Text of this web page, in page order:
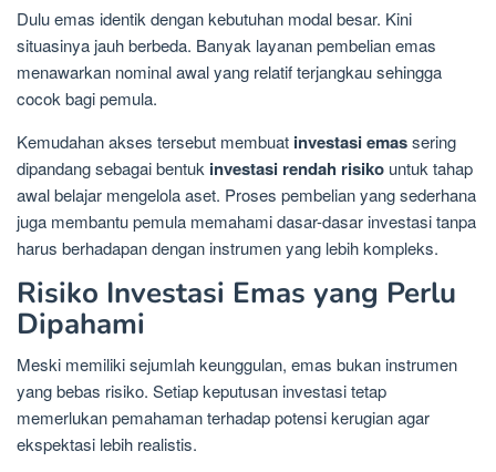
Dulu emas identik dengan kebutuhan modal besar. Kini
situasinya jauh berbeda. Banyak layanan pembelian emas
menawarkan nominal awal yang relatif terjangkau sehingga
cocok bagi pemula.
Kemudahan akses tersebut membuat investasi emassering
dipandang sebagai bentuk investasi rendah risiko untuk tahap
awal belajar mengelola aset. Proses pembelian yang sederhana
juga membantu pemula memahami dasar-dasar investasi tanpa
harus berhadapan dengan instrumen yang lebih kompleks.
Risiko Investasi Emas yang Perlu
Dipahami
Meski memiliki sejumlah keunggulan, emas bukan instrumen
yang bebas risiko. Setiap keputusan investasi tetap
memerlukan pemahaman terhadap potensi kerugian agar
ekspektasi lebih realistis.